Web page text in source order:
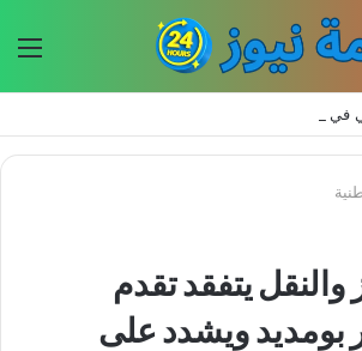
والنقل يتفقد تقدم
بومديد ويشدد على